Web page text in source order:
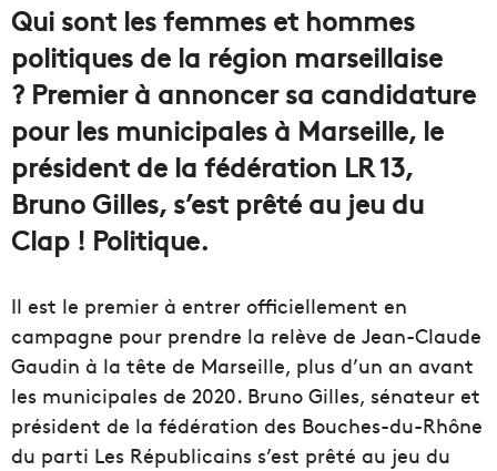
Qui sont les femmes et hommes
politiques de la région marseillaise
? Premier à annoncer sa candidature
pour les municipales à Marseille, le
président de la fédération LR 13,
Bruno Gilles, s’est prêté au jeu du
Clap ! Politique.
Il est le premier à entrer officiellement en
campagne pour prendre la relève de Jean-Claude
Gaudin à la tête de Marseille, plus d’un an avant
les municipales de 2020. Bruno Gilles, sénateur et
président de la fédération des Bouches-du-Rhône
du parti Les Républicains s’est prêté au jeu du